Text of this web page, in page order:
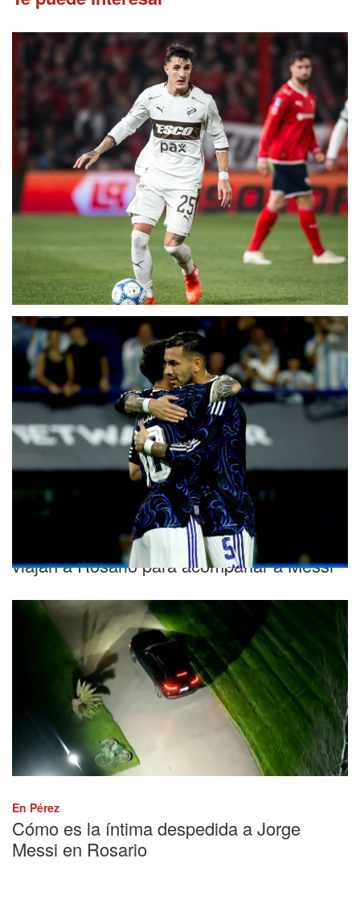
Independiente cayó de local con Platense,
que tuvo el reestreno de Martín Palermo
Paredes y otros jugadores de la Selección
viajan a Rosario para acompañar a Messi
En Pérez
Cómo es la íntima despedida a Jorge
Messi en Rosario